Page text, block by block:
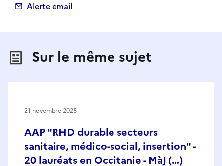
Alerte email
Sur le même sujet
AAP "RHD durable secteurs
sanitaire, médico-social, insertion" -
20 lauréats en Occitanie - MàJ (…)
21 novembre 2025